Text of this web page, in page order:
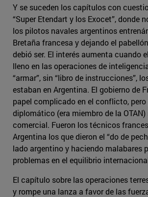
Y se suceden los capítulos con
“Super Etendart y los Exocet”, donde
los pilotos navales argentinos
Bretaña francesa y dejando el
debió ser. El interés aumenta cuando
lleno en las operaciones de
“armar”, sin “libro de instrucciones”,
estaban en Argentina. El gobierno de
papel complicado en el conflicto,
diplomático (era miembro de la OTAN)
comercial. Fueron los técnicos
Argentina los que dieron el “do de
lado argentino y haciendo malabares
problemas en el equilibrio
El capítulo sobre las operaciones
y rompe una lanza a favor de las